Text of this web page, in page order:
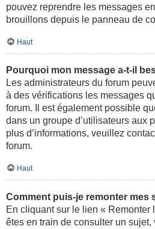
pouvez reprendre les messages
brouillons depuis le panneau de
Haut
Pourquoi mon message a-t-il
Les administrateurs du forum
à des vérifications les messages
forum. Il est également possible
dans un groupe d’utilisateurs aux
plus d’informations, veuillez
forum.
Haut
Comment puis-je remonter mes
En cliquant sur le lien « Remonter
êtes en train de consulter un